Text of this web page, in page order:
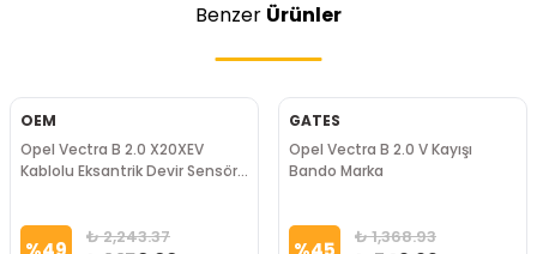
Benzer Ürünler
OEM
Opel Vectra B 2.0 X20XEV
Kablolu Eksantrik Devir Sensörü
₺ 2,243.37
GATES
Opel Vectra B 2.0 V Kayışı
Bando Marka
₺ 1,368.93